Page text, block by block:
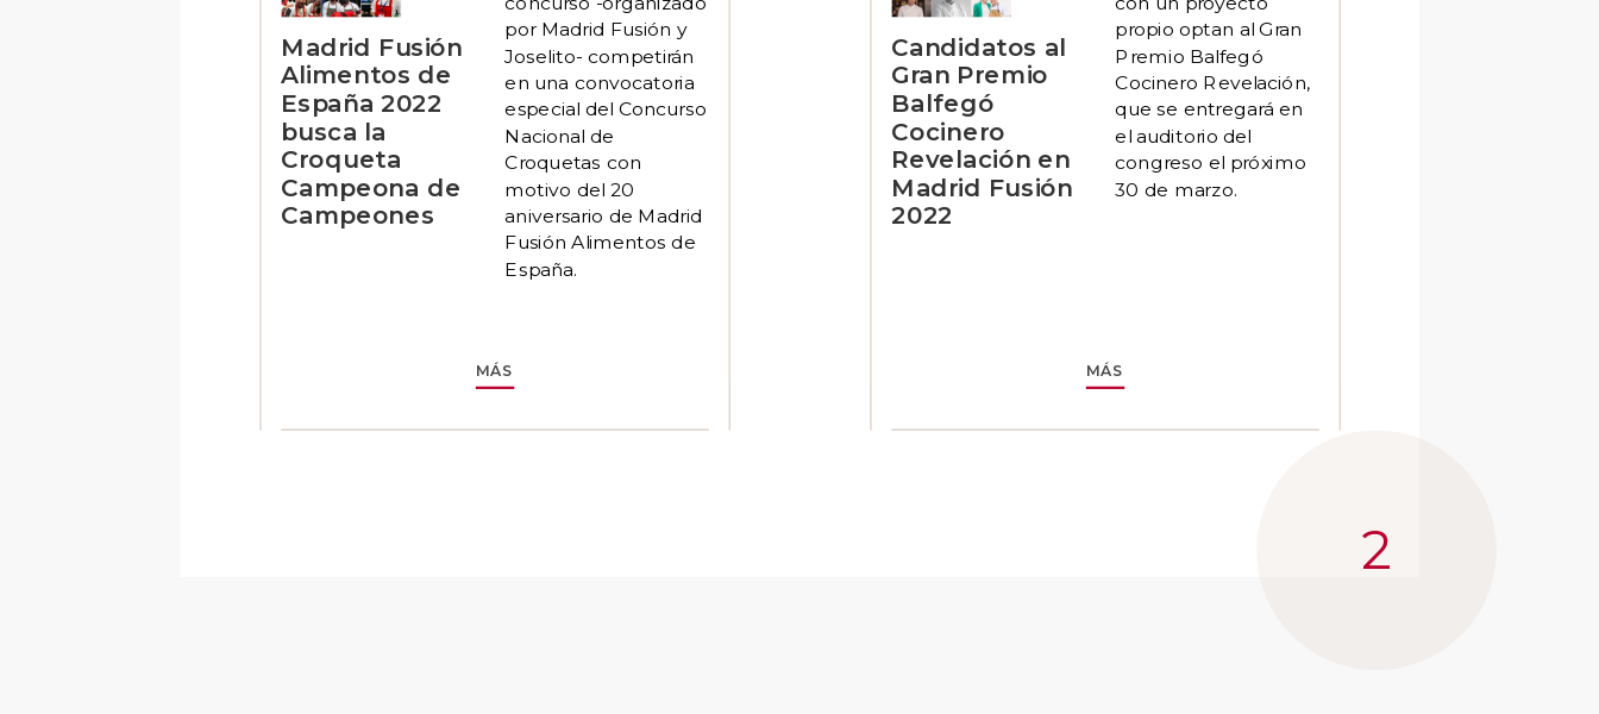
Madrid Fusión
Alimentos de
España 2022
busca la
Croqueta
Campeona de
Campeones
por Madrid Fusión y
Joselito- competirán
en una convocatoria
especial del Concurso
Nacional de
Croquetas con
motivo del 20
aniversario de Madrid
Fusión Alimentos de
España.
MÁS
Candidatos al
Gran Premio
Balfegó
Cocinero
Revelación en
Madrid Fusión
2022
propio optan al Gran
Premio Balfegó
Cocinero Revelación,
que se entregará en
el auditorio del
congreso el próximo
30 de marzo.
MÁS